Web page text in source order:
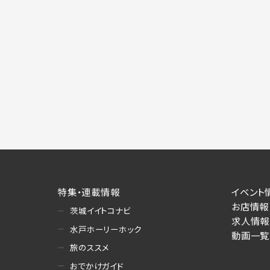
特集・連載情報
茨城イイトコナビ
水戸ホーリーホック
旅のススメ
おでかけガイド
イベント
お店情報
求人情報
動画一覧